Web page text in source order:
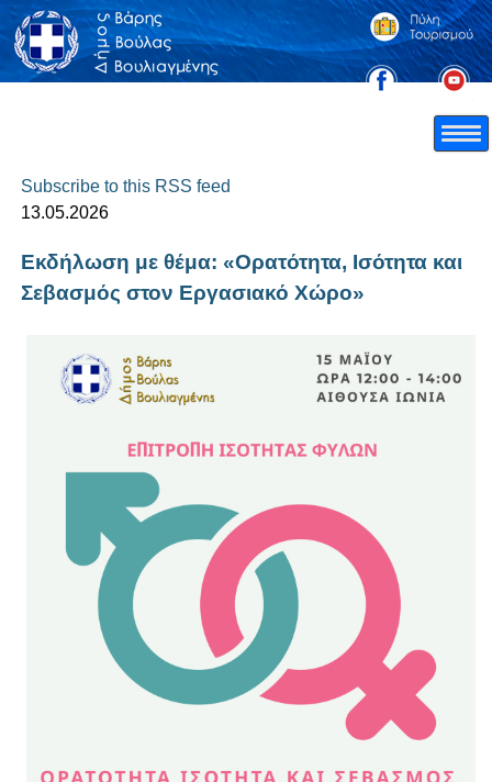
Subscribe to this RSS feed
13.05.2026
Εκδήλωση με θέμα: «Ορατότητα, Ισότητα και
Σεβασμός στον Εργασιακό Χώρο»